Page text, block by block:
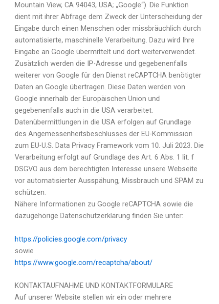
Mountain View, CA 94043, USA; „Google“). Die Funktion
dient mit ihrer Abfrage dem Zweck der Unterscheidung der
Eingabe durch einen Menschen oder missbräuchlich durch
automatisierte, maschinelle Verarbeitung. Dazu wird Ihre
Eingabe an Google übermittelt und dort weiterverwendet.
Zusätzlich werden die IP-Adresse und gegebenenfalls
weiterer von Google für den Dienst reCAPTCHA benötigter
Daten an Google übertragen. Diese Daten werden von
Google innerhalb der Europäischen Union und
gegebenenfalls auch in die USA verarbeitet.
Datenübermittlungen in die USA erfolgen auf Grundlage
des Angemessenheitsbeschlusses der EU-Kommission
zum EU-U.S. Data Privacy Framework vom 10. Juli 2023. Die
Verarbeitung erfolgt auf Grundlage des Art. 6 Abs. 1 lit. f
DSGVO aus dem berechtigten Interesse unsere Webseite
vor automatisierter Ausspähung, Missbrauch und SPAM zu
schützen.
Nähere Informationen zu Google reCAPTCHA sowie die
dazugehörige Datenschutzerklärung finden Sie unter:
https://policies.google.com/privacy
sowie
https://www.google.com/recaptcha/about/
KONTAKTAUFNAHME UND KONTAKTFORMULARE
Auf unserer Website stellen wir ein oder mehrere